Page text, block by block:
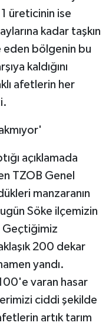
üreticinin ise
kadar taşkın
bölgenin bu
kaldığını
afetlerin her
açıklamada
TZOB Genel
manzaranın
Söke ilçemizin
Geçtiğimiz
200 dekar
yandı.
varan hasar
ciddi şekilde
artık tarım